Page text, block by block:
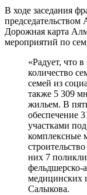
В ходе заседания
председательством
Дорожная карта
мероприятий по
«Радует, что
количество
семей из
также 5 309
жильем. В
обеспечение
участками
комплексные
них 7
фельдшерско-
медицинских
Салыкова.